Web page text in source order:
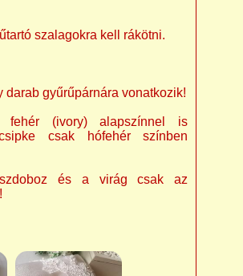
szalagokra kell rákötni.
darab gyűrűpárnára vonatkozik!
(ivory) alapszínnel is
csak hófehér színben
és a virág csak az